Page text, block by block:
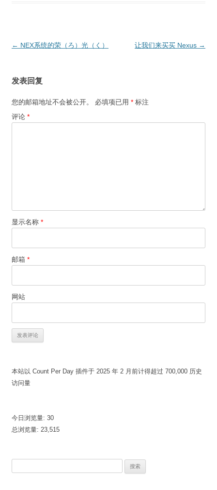
文
航
← NEX系统的荣（ろ）光（く） 让我们来买买 Nexus →
发表回复
您的邮箱地址不会被公开。 必填项已用 * 标注
评论 *
显示名称 *
邮箱 *
网站
本站以 Count Per Day 插件于 2025 年 2 月前计得超过 700,000 历史
访问量
今日浏览量: 30
总浏览量: 23,515